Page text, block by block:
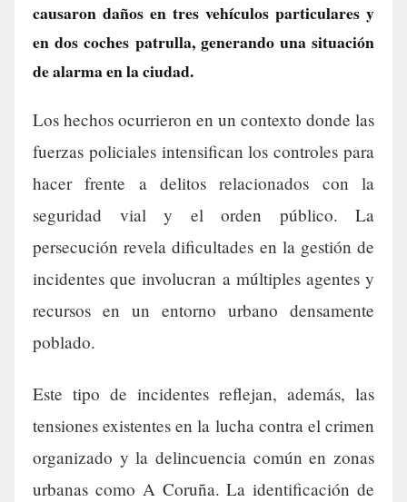
causaron daños en tres vehículos particulares y
en dos coches patrulla, generando una situación
de alarma en la ciudad.
Los hechos ocurrieron en un contexto donde las
fuerzas policiales intensifican los controles para
hacer frente a delitos relacionados con la
seguridad vial y el orden público. La
persecución revela dificultades en la gestión de
incidentes que involucran a múltiples agentes y
recursos en un entorno urbano densamente
poblado.
Este tipo de incidentes reflejan, además, las
tensiones existentes en la lucha contra el crimen
organizado y la delincuencia común en zonas
urbanas como A Coruña. La identificación de